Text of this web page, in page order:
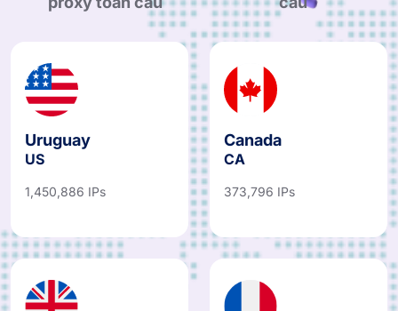
proxy toàn cầu
cầu
Uruguay
US
1,450,886 IPs
Canada
CA
373,796 IPs